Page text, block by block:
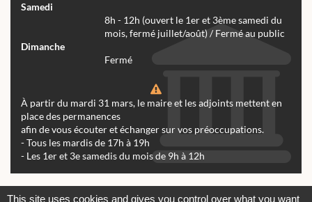
Samedi
8h - 12h (ouvert le 1er et 3ème samedi du
mois, fermé juillet/août) / Fermé au public
Dimanche
Fermé
À partir du mardi 31 mars, le maire et les adjoints mettent en
place des permanences
afin de vous écouter et échanger sur vos préoccupations.
- Tous les mardis de 17h à 19h
- Les 1er et 3e samedis du mois de 9h à 12h
This site uses cookies and gives you control over what you want